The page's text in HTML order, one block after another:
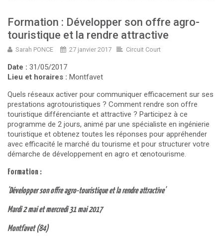
Formation : Développer son offre agro-
touristique et la rendre attractive
Sarah PONCE 27 janvier 2017 Circuit Court
Date : 31/05/2017
Lieu et horaires : Montfavet
Quels réseaux activer pour communiquer efficacement sur ses
prestations agrotouristiques ? Comment rendre son offre
touristique différenciante et attractive ? Participez à ce
programme de 2 jours, animé par une spécialiste en ingénierie
touristique et obtenez toutes les réponses pour appréhender
avec efficacité le marché du tourisme et pour structurer votre
démarche de développement en agro et œnotourisme.
Formation :
'Développer son offre agro-touristique et la rendre attractive'
Mardi 2 mai et mercredi 31 mai 2017
Montfavet(84)